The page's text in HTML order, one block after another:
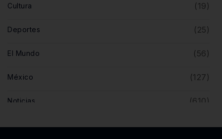
Cultura (19)
Deportes (25)
El Mundo (56)
México (127)
Noticias (610)